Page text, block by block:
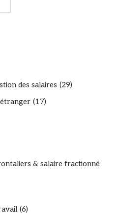
des salaires (29)
(17)
& salaire fractionné
(6)